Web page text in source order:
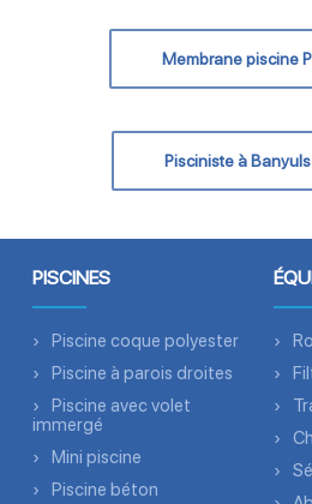
Membrane piscine
Pisciniste à
PISCINES
Piscine coque polyester
Piscine à parois droites
Piscine avec volet
immergé
Mini piscine
Piscine béton